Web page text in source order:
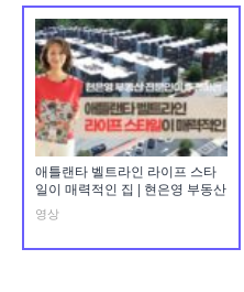
애틀랜타 벨트라인 라이프 스타
일이 매력적인 집 | 현은영 부동산
영상